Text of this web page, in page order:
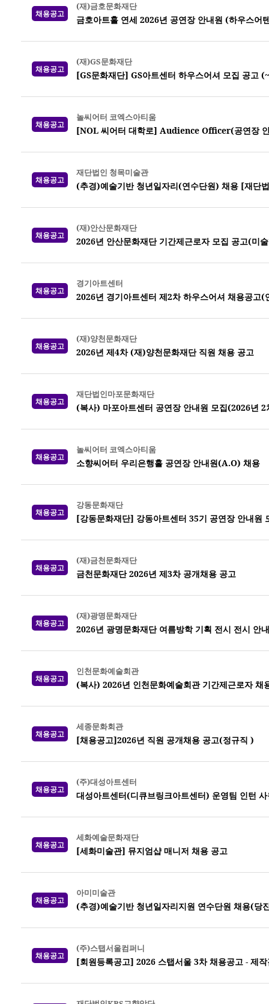
채용공고
(재)금호문화재단
금호아트홀 연세 2026년 공연장 안내원 (하우스어
채용공고
(재)GS문화재단
[GS문화재단] GS아트센터 하우스어셔 모집 공고
채용공고
놀씨어터 코엑스아티움
[NOL 씨어터 대학로] Audience Officer(공연장
채용공고
재단법인 청목미술관
(추경)예술기반 청년일자리(연수단원) 채용 [재단
채용공고
(재)안산문화재단
2026년 안산문화재단 기간제근로자 모집 공고(미
채용공고
경기아트센터
2026년 경기아트센터 제2차 하우스어셔 채용공고(
채용공고
(재)양천문화재단
2026년 제4차 (재)양천문화재단 직원 채용 공고
채용공고
재단법인마포문화재단
(복사) 마포아트센터 공연장 안내원 모집(2026년 2
채용공고
놀씨어터 코엑스아티움
소향씨어터 우리은행홀 공연장 안내원(A.O) 채용
채용공고
강동문화재단
[강동문화재단] 강동아트센터 35기 공연장 안내원
채용공고
(재)금천문화재단
금천문화재단 2026년 제3차 공개채용 공고
채용공고
(재)광명문화재단
2026년 광명문화재단 여름방학 기획 전시 전시 안
채용공고
인천문화예술회관
(복사) 2026년 인천문화예술회관 기간제근로자 채
채용공고
세종문화회관
[채용공고]2026년 직원 공개채용 공고(정규직 )
채용공고
(주)대성아트센터
대성아트센터(디큐브링크아트센터) 운영팀 인턴
채용공고
세화예술문화재단
[세화미술관] 뮤지엄샵 매니저 채용 공고
채용공고
아미미술관
(추경)예술기반 청년일자리지원 연수단원 채용(당
채용공고
(주)스탭서울컴퍼니
[회원등록공고] 2026 스탭서울 3차 채용공고 - 제